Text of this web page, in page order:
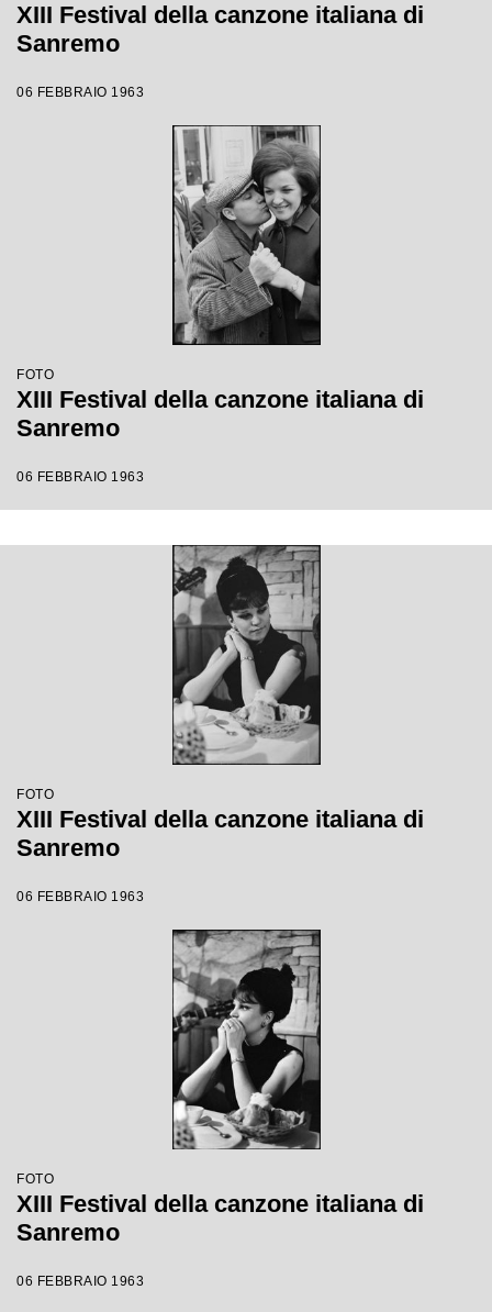
XIII Festival della canzone italiana di
Sanremo
06 FEBBRAIO 1963
FOTO
XIII Festival della canzone italiana di
Sanremo
06 FEBBRAIO 1963
FOTO
XIII Festival della canzone italiana di
Sanremo
06 FEBBRAIO 1963
FOTO
XIII Festival della canzone italiana di
Sanremo
06 FEBBRAIO 1963